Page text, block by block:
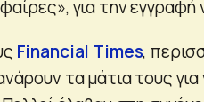
για την
Financial Times,
τα μάτια τους